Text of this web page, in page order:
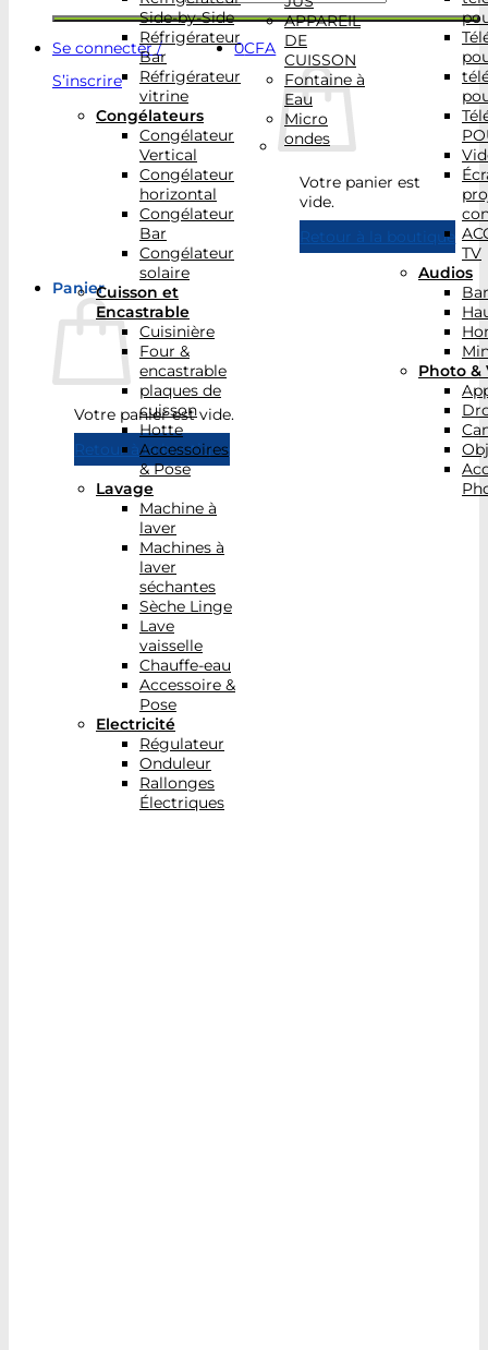
Se connecter /
S’inscrire
0CFA
Votre panier est
vide.
Retour à la boutique
Panier
Votre panier est vide.
Retour à la boutique
Side-by-Side
Réfrigérateur
Bar
Réfrigérateur
vitrine
Congélateurs
Congélateur
Vertical
Congélateur
horizontal
Congélateur
Bar
Congélateur
solaire
Cuisson et
Encastrable
Cuisinière
Four &
encastrable
plaques de
cuisson
Hotte
Accessoires
& Pose
Lavage
Machine à
laver
Machines à
laver
séchantes
Sèche Linge
Lave
vaisselle
Chauffe-eau
Accessoire &
Pose
Electricité
Régulateur
Onduleur
Rallonges
Électriques
APPAREIL
DE
CUISSON
Fontaine à
Eau
Micro
ondes
TV
Audios
Photo &